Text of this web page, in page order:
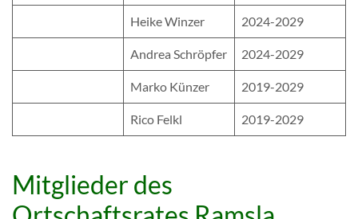
Heike Winzer 2024-2029
Andrea Schröpfer 2024-2029
Marko Künzer 2019-2029
Rico Felkl 2019-2029
Mitglieder des